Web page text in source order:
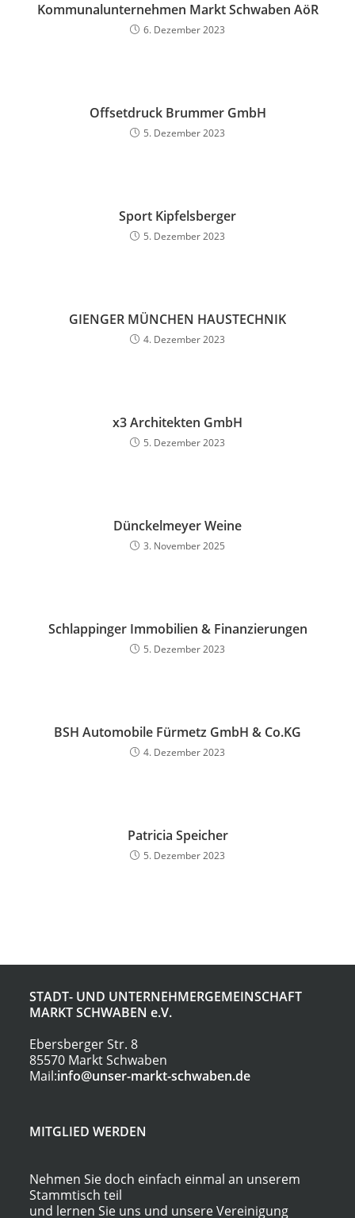
Kommunalunternehmen Markt Schwaben AöR
6. Dezember 2023
Offsetdruck Brummer GmbH
5. Dezember 2023
Sport Kipfelsberger
5. Dezember 2023
GIENGER MÜNCHEN HAUSTECHNIK
4. Dezember 2023
x3 Architekten GmbH
5. Dezember 2023
Dünckelmeyer Weine
3. November 2025
Schlappinger Immobilien & Finanzierungen
5. Dezember 2023
BSH Automobile Fürmetz GmbH & Co.KG
4. Dezember 2023
Patricia Speicher
5. Dezember 2023
STADT- UND UNTERNEHMERGEMEINSCHAFT
MARKT SCHWABEN e.V.
Ebersberger Str. 8
85570 Markt Schwaben
Mail:info@unser-markt-schwaben.de
MITGLIED WERDEN
Nehmen Sie doch einfach einmal an unserem
Stammtisch teil
und lernen Sie uns und unsere Vereinigung